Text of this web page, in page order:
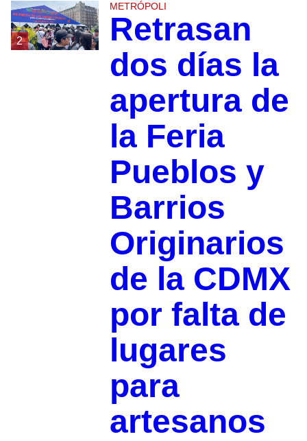
2
METRÓPOLI
Retrasan
dos días la
apertura de
la Feria
Pueblos y
Barrios
Originarios
de la CDMX
por falta de
lugares
para
artesanos